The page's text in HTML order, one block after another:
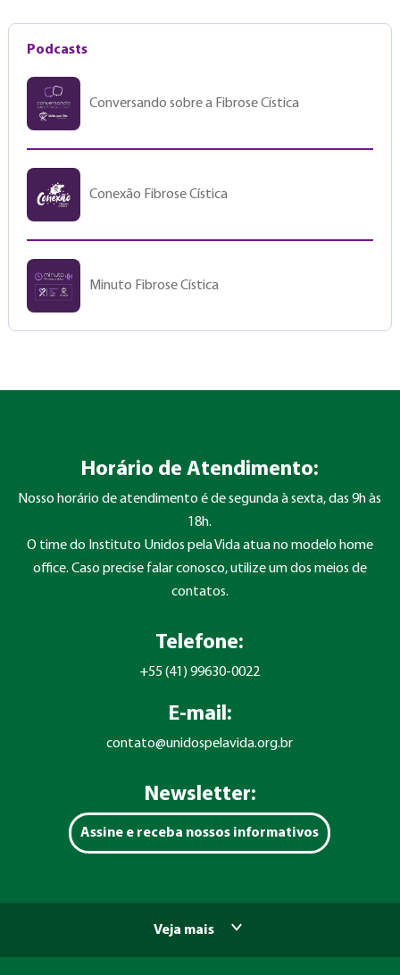
Podcasts
Conversando sobre a Fibrose Cística
Conexão Fibrose Cística
Minuto Fibrose Cística
Horário de Atendimento:
Nosso horário de atendimento é de segunda à sexta, das 9h às
18h.
O time do Instituto Unidos pela Vida atua no modelo home
office. Caso precise falar conosco, utilize um dos meios de
contatos.
Telefone:
+55 (41) 99630-0022
E-mail:
contato@unidospelavida.org.br
Newsletter:
Assine e receba nossos informativos
Veja mais